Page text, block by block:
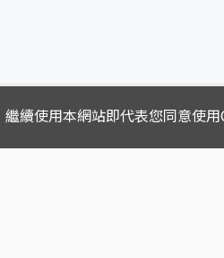
繼續使用本網站即代表您同意使